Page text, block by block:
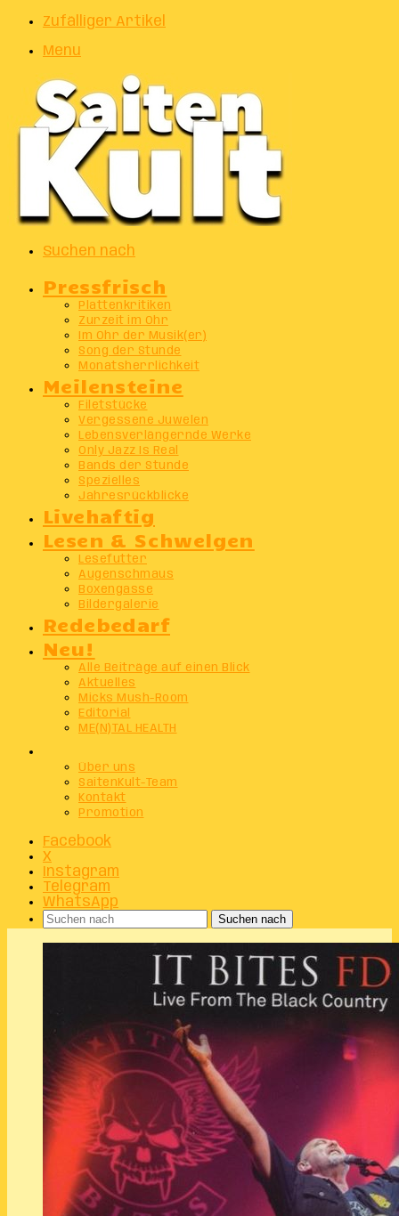
Zufälliger Artikel
Menu
Suchen nach
Pressfrisch
Plattenkritiken
Zurzeit im Ohr
Im Ohr der Musik(er)
Song der Stunde
Monatsherrlichkeit
Meilensteine
Filetstücke
Vergessene Juwelen
Lebensverlängernde Werke
Only Jazz Is Real
Bands der Stunde
Spezielles
Jahresrückblicke
Livehaftig
Lesen & Schwelgen
Lesefutter
Augenschmaus
Boxengasse
Bildergalerie
Redebedarf
Neu!
Alle Beiträge auf einen Blick
Aktuelles
Micks Mush-Room
Editorial
ME(N)TAL HEALTH
Über uns
SaitenKult-Team
Kontakt
Promotion
Facebook
X
Instagram
Telegram
WhatsApp
Suchen nach